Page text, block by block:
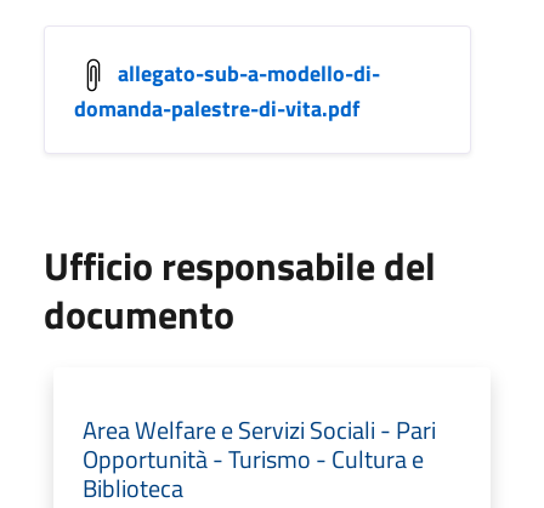
allegato-sub-a-modello-di-
domanda-palestre-di-vita.pdf
Ufficio responsabile del
documento
Area Welfare e Servizi Sociali - Pari
Opportunità - Turismo - Cultura e
Biblioteca